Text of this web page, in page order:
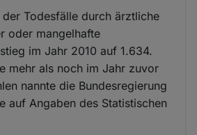
Todesfälle durch ärztliche
oder mangelhafte
im Jahr 2010 auf 1.634.
mehr als noch im Jahr zuvor
nannte die Bundesregierung
auf Angaben des Statistischen